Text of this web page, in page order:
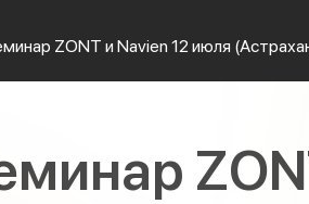
ZONT и Navien 12 июля